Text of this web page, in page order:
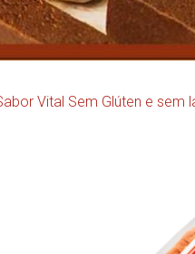
Vital Sem Glúten e